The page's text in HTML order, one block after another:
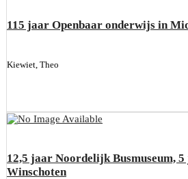
115 jaar Openbaar onderwijs in
Kiewiet, Theo
12,5 jaar Noordelijk Busmuseum,
Winschoten